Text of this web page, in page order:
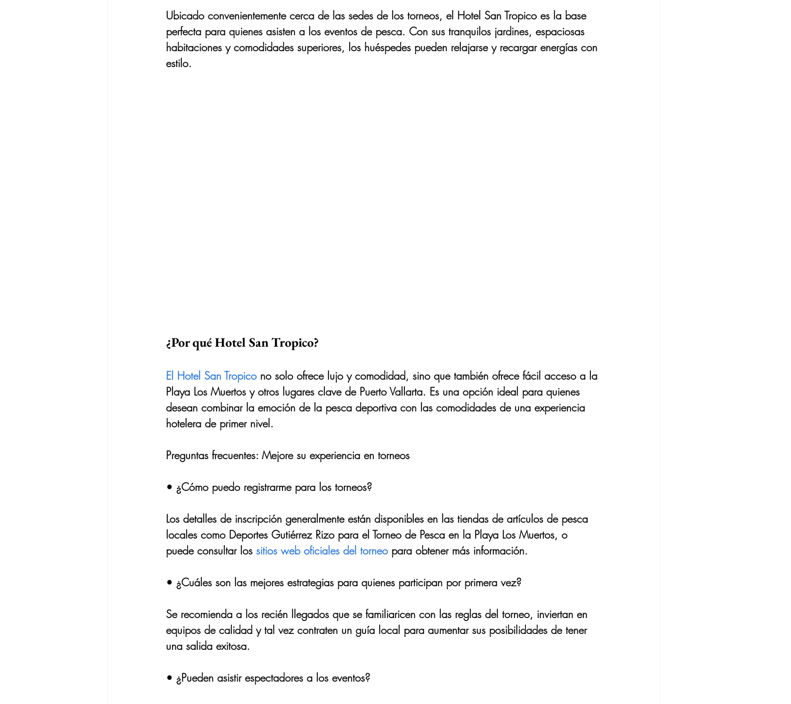
Ubicado convenientemente cerca de las sedes de los torneos, el Hotel San Tropico es la base
perfecta para quienes asisten a los eventos de pesca. Con sus tranquilos jardines, espaciosas
habitaciones y comodidades superiores, los huéspedes pueden relajarse y recargar energías con
estilo.
¿Por qué Hotel San Tropico?
El Hotel San Tropico no solo ofrece lujo y comodidad, sino que también ofrece fácil acceso a la
Playa Los Muertos y otros lugares clave de Puerto Vallarta. Es una opción ideal para quienes
desean combinar la emoción de la pesca deportiva con las comodidades de una experiencia
hotelera de primer nivel.
Preguntas frecuentes: Mejore su experiencia en torneos
• ¿Cómo puedo registrarme para los torneos?
Los detalles de inscripción generalmente están disponibles en las tiendas de artículos de pesca
locales como Deportes Gutiérrez Rizo para el Torneo de Pesca en la Playa Los Muertos, o
puede consultar los sitios web oficiales del torneo para obtener más información.
• ¿Cuáles son las mejores estrategias para quienes participan por primera vez?
Se recomienda a los recién llegados que se familiaricen con las reglas del torneo, inviertan en
equipos de calidad y tal vez contraten un guía local para aumentar sus posibilidades de tener
una salida exitosa.
• ¿Pueden asistir espectadores a los eventos?